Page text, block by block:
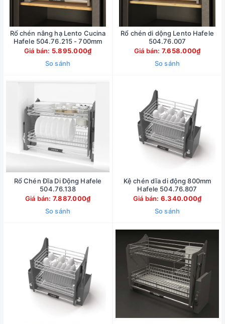
Rổ chén nâng hạ Lento Cucina
Hafele 504.76.215 - 700mm
Giá bán: 5.895.000₫
So sánh
Rổ chén di dộng Lento Hafele
504.76.007
Giá bán: 7.658.000₫
So sánh
Rổ Chén Đĩa Di Động Hafele
504.76.138
Giá bán: 7.887.000₫
So sánh
Kệ chén dĩa di động 800mm
Hafele 504.76.807
Giá bán: 6.340.000₫
So sánh